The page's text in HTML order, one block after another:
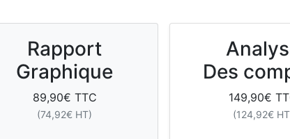
Rapport
Graphique
89,90€ TTC
(74,92€ HT)
Des
149,90€
(124,92€